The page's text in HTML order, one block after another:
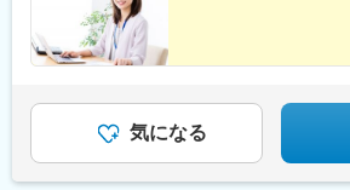
気になる